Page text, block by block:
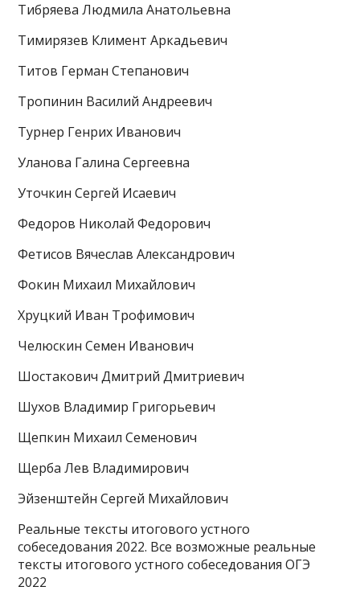
Тибряева Людмила Анатольевна
Тимирязев Климент Аркадьевич
Титов Герман Степанович
Тропинин Василий Андреевич
Турнер Генрих Иванович
Уланова Галина Сергеевна
Уточкин Сергей Исаевич
Федоров Николай Федорович
Фетисов Вячеслав Александрович
Фокин Михаил Михайлович
Хруцкий Иван Трофимович
Челюскин Семен Иванович
Шостакович Дмитрий Дмитриевич
Шухов Владимир Григорьевич
Щепкин Михаил Семенович
Щерба Лев Владимирович
Эйзенштейн Сергей Михайлович
Реальные тексты итогового устного
собеседования 2022. Все возможные реальные
тексты итогового устного собеседования ОГЭ
2022